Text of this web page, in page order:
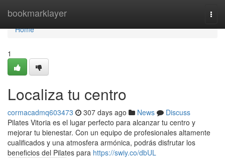
bookmarklayer
Home
Home
1
Localiza tu centro
cormacadmq603473 307 days ago News
Discuss
Pilates Vitoria es el lugar perfecto para alcanzar tu centro y
mejorar tu bienestar. Con un equipo de profesionales altamente
cualificados y una atmosfera armónica, podrás disfrutar los
beneficios del Pilates para https://swiy.co/dbUL